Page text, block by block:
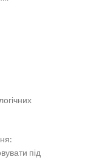
під